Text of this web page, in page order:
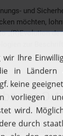
und
möchten,
„(R)Evolution
zur
vor
KURZ-Stand